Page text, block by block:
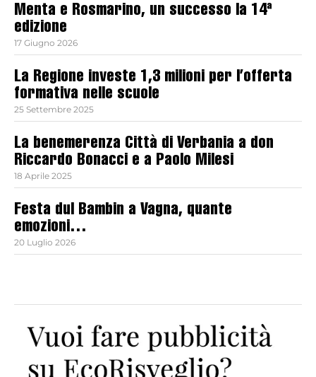
Menta e Rosmarino, un successo la 14ª
edizione
17 Giugno 2026
La Regione investe 1,3 milioni per l’offerta
formativa nelle scuole
25 Settembre 2025
La benemerenza Città di Verbania a don
Riccardo Bonacci e a Paolo Milesi
18 Aprile 2025
Festa dul Bambin a Vagna, quante
emozioni…
20 Luglio 2026